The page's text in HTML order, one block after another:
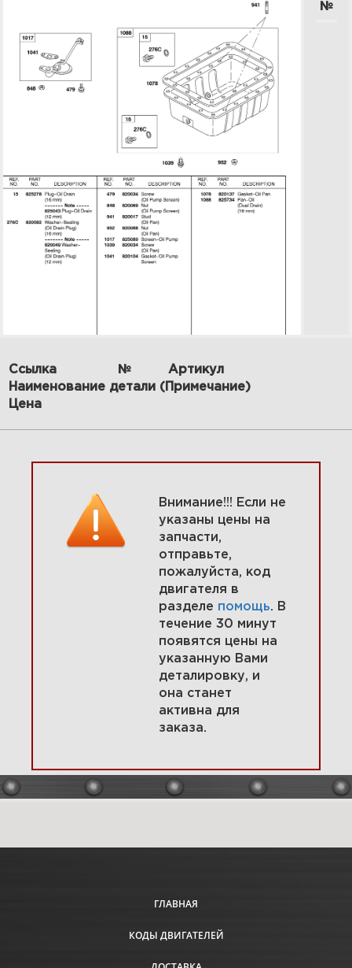
17 Крепежные кронштейны
радиатора 580447-0318-E2
Увеличить
18 Радиатор, шланги,
Увеличить
19 Электрический стартер
0.8KW 580447-0318-E2
20 Электрический стартер
№
Ссылка №
Артикул
Наименование детали (Примечание)
Цена
Внимание!!! Если не
указаны цены на
запчасти,
отправьте,
пожалуйста, код
двигателя в
разделе помощь. В
течение 30 минут
появятся цены на
указанную Вами
деталировку, и
она станет
активна для
заказа.
ГЛАВНАЯ
КОДЫ ДВИГАТЕЛЕЙ